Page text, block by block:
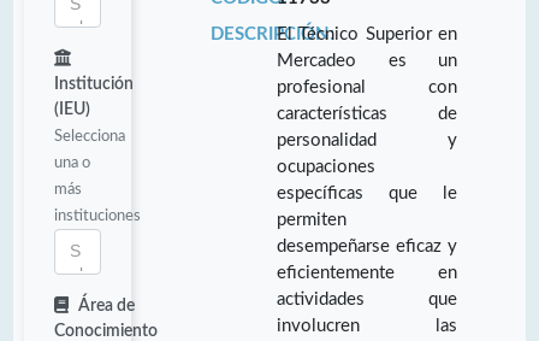
Institución
(IEU)
Selecciona
una o
más
instituciones
Área de
Conocimiento
DESCRIPCIÓN:El Técnico Superior en
Mercadeo es un
profesional con
características de
personalidad y
ocupaciones
específicas que le
permiten
desempeñarse eficaz y
eficientemente en
actividades que
involucren las